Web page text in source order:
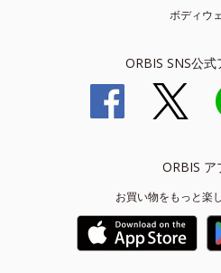
ボディウ
ORBIS SNS公式
ORBIS ア
お買い物をもっと楽